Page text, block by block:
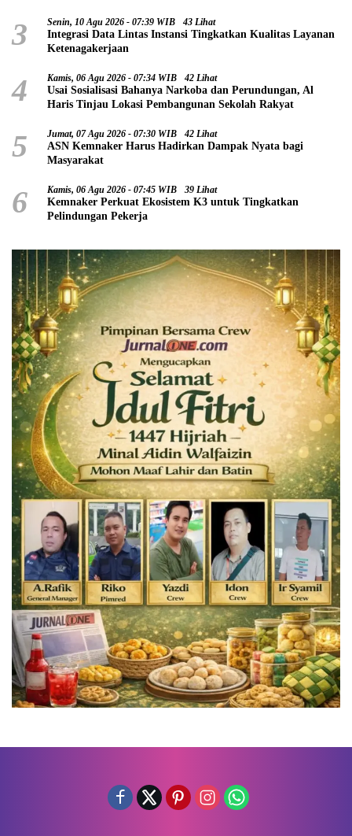
3 Senin, 10 Agu 2026 - 07:39 WIB 43 Lihat
Integrasi Data Lintas Instansi Tingkatkan Kualitas Layanan
Ketenagakerjaan
4 Kamis, 06 Agu 2026 - 07:34 WIB 42 Lihat
Usai Sosialisasi Bahanya Narkoba dan Perundungan, Al
Haris Tinjau Lokasi Pembangunan Sekolah Rakyat
5 Jumat, 07 Agu 2026 - 07:30 WIB 42 Lihat
ASN Kemnaker Harus Hadirkan Dampak Nyata bagi
Masyarakat
6 Kamis, 06 Agu 2026 - 07:45 WIB 39 Lihat
Kemnaker Perkuat Ekosistem K3 untuk Tingkatkan
Pelindungan Pekerja